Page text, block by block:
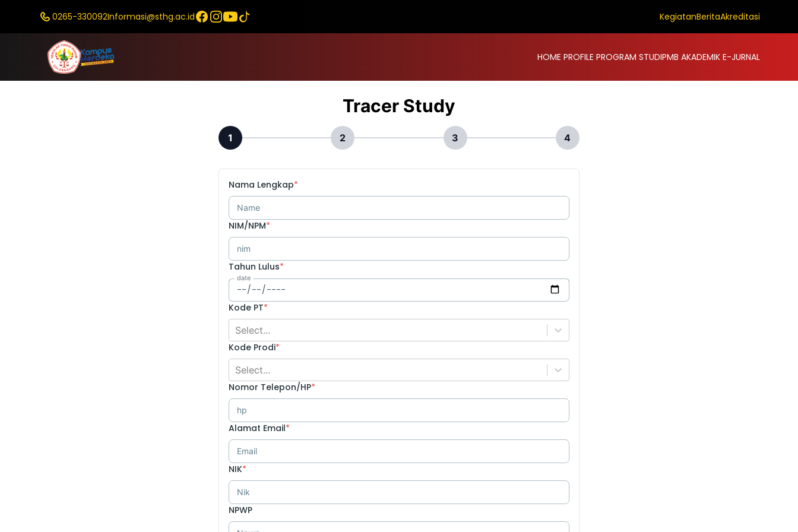
0265-330092Informasi@sthg.ac.idFacebook
Instagram
YouTube
TikTok KegiatanBeritaAkreditasi
HOME PROFILE PROGRAM STUDIPMB AKADEMIK E-JURNAL
Tracer Study
1 2 3 4
Nama Lengkap*
Name
NIM/NPM*
nim
Tahun Lulus*
date
Kode PT*
Select...
Kode Prodi*
Select...
Nomor Telepon/HP*
hp
Alamat Email*
Email
NIK*
Nik
NPWP